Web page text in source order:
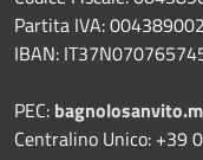
Partita IVA:
IBAN:
PEC:
Centralino Unico: +39